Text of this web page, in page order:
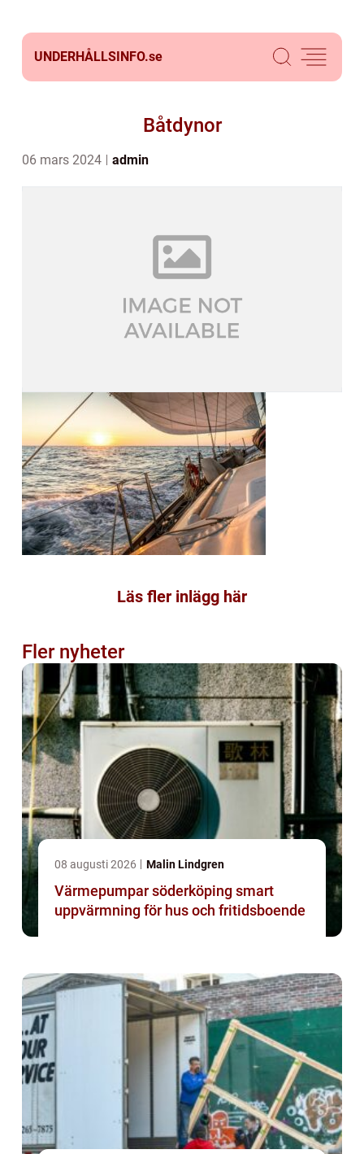
UNDERHÅLLSINFO.se
Båtdynor
06 mars 2024 admin
Läs fler inlägg här
Fler nyheter
08 augusti 2026 Malin Lindgren
Värmepumpar söderköping smart
uppvärmning för hus och fritidsboende